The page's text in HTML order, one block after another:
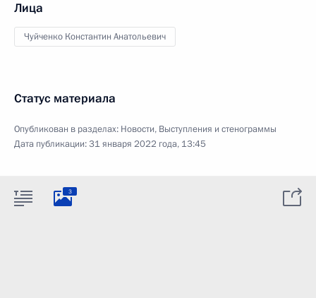
Лица
Чуйченко Константин Анатольевич
Статус материала
Опубликован в разделах: Новости, Выступления и стенограммы
Дата публикации:31 января 2022 года, 13:45
3